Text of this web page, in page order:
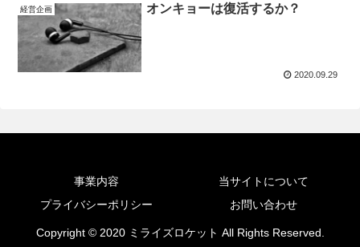
経営企画 オンキョーは復活するか？
2020.09.29
事業内容
当サイトについて
プライバシーポリシー
お問い合わせ
Copyright © 2020 ミライズロケット All Rights Reserved.